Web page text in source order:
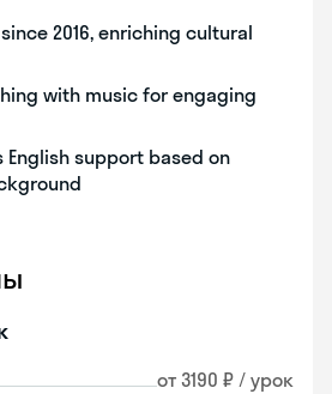
2016, enriching cultural
with music for engaging
English support based on
от 3190 ₽ / урок